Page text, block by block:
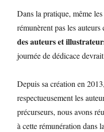
Dans la pratique, même
rémunèrent pas les
des auteurs et
journée de dédicace
Depuis sa création en
respectueusement les
précurseurs, nous avons
à cette rémunération dans